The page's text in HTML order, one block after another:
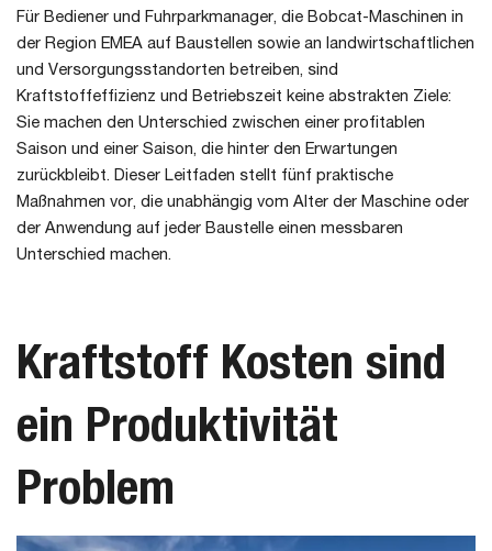
Für Bediener und Fuhrparkmanager, die Bobcat-Maschinen in
der Region EMEA auf Baustellen sowie an landwirtschaftlichen
und Versorgungsstandorten betreiben, sind
Kraftstoffeffizienz und Betriebszeit keine abstrakten Ziele:
Sie machen den Unterschied zwischen einer profitablen
Saison und einer Saison, die hinter den Erwartungen
zurückbleibt. Dieser Leitfaden stellt fünf praktische
Maßnahmen vor, die unabhängig vom Alter der Maschine oder
der Anwendung auf jeder Baustelle einen messbaren
Unterschied machen.
Kraftstoff Kosten sind
ein Produktivität
Problem